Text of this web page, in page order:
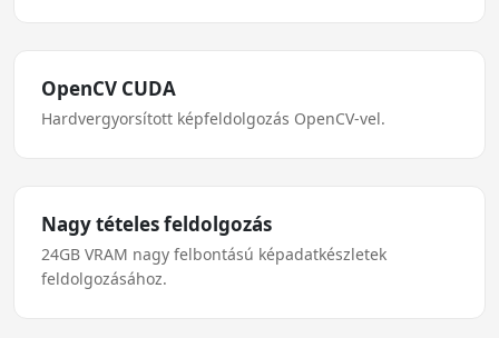
OpenCV CUDA
Hardvergyorsított képfeldolgozás OpenCV-vel.
Nagy tételes feldolgozás
24GB VRAM nagy felbontású képadatkészletek
feldolgozásához.